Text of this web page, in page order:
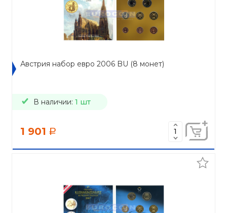
Австрия набор евро 2006 BU (8 монет)
В наличии: 1 шт
1 901 a